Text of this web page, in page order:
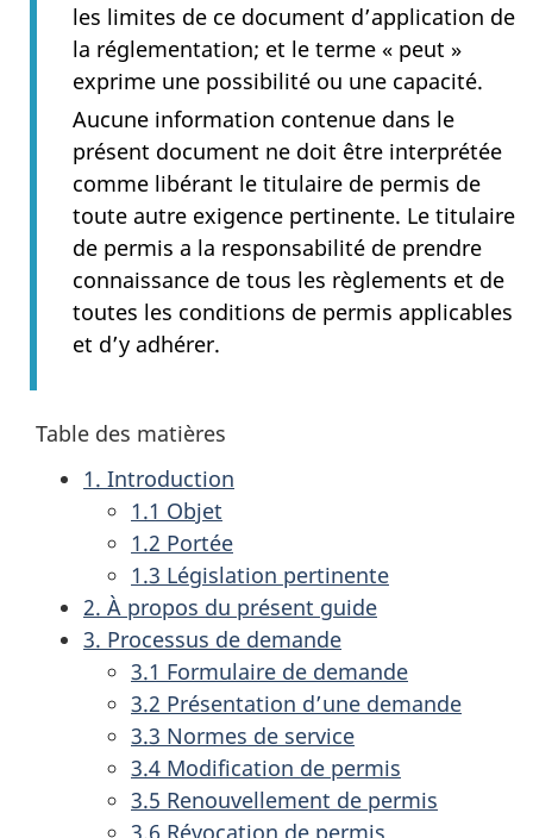
les limites de ce document d’application de
la réglementation; et le terme « peut »
exprime une possibilité ou une capacité.
Aucune information contenue dans le
présent document ne doit être interprétée
comme libérant le titulaire de permis de
toute autre exigence pertinente. Le titulaire
de permis a la responsabilité de prendre
connaissance de tous les règlements et de
toutes les conditions de permis applicables
et d’y adhérer.
Table des matières
1. Introduction
1.1 Objet
1.2 Portée
1.3 Législation pertinente
2. À propos du présent guide
3. Processus de demande
3.1 Formulaire de demande
3.2 Présentation d’une demande
3.3 Normes de service
3.4 Modification de permis
3.5 Renouvellement de permis
3.6 Révocation de permis